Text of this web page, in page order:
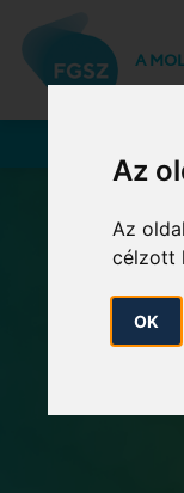
Az
Az
célzott
OK
A